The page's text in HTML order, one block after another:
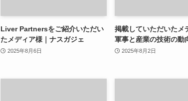
Liver Partnersをご紹介いただい
たメディア様｜ナスガジェ
2025年8月6日
掲載していただいたメ
軍事と産業の技術の動
2025年8月2日